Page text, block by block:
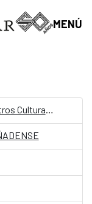
MENÚ